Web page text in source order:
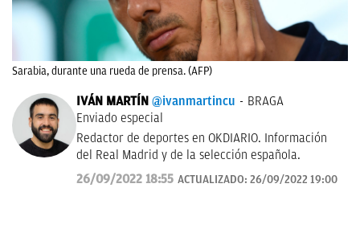
Sarabia, durante una rueda de prensa. (AFP)
IVÁN MARTÍN @ivanmartincu
BRAGA
Enviado especial
Redactor de deportes en OKDIARIO. Información
del Real Madrid y de la selección española.
26/09/2022 18:55 ACTUALIZADO: 26/09/2022 19:00